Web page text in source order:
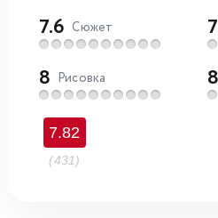
7.6 Сюжет
8 Рисовка
7.82
(431)